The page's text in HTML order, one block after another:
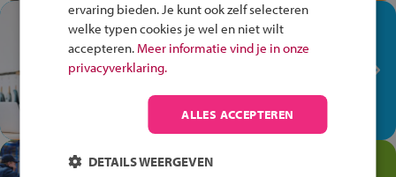
In de winkel ben je op je
plek!
Ontdek via het vmbo jouw talent
op de winkelvloer, waar elke dag
anders is!
Jouw talent in de
ervaring bieden. Je kunt ook zelf selecteren
welke typen cookies je wel en niet wilt
accepteren. Meer informatie vind je in onze
privacyverklaring.
ALLES ACCEPTEREN
DETAILS WEERGEVEN